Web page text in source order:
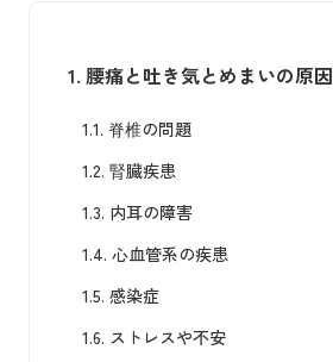
1. 腰痛と吐き気とめまいの原因
1.1. 脊椎の問題
1.2. 腎臓疾患
1.3. 内耳の障害
1.4. 心血管系の疾患
1.5. 感染症
1.6. ストレスや不安